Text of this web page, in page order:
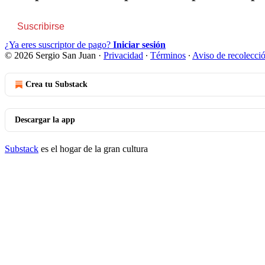
Suscribirse
¿Ya eres suscriptor de pago? Iniciar sesión
© 2026 Sergio San Juan · Privacidad ∙ Términos ∙ Aviso de
Crea tu Substack
Descargar la app
Substack es el hogar de la gran cultura